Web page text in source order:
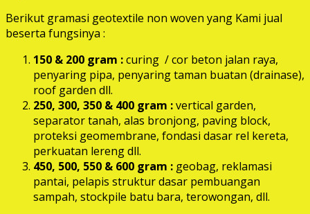
Berikut gramasi geotextile non woven yang Kami jual
beserta fungsinya :
150 & 200 gram :curing / cor beton jalan raya,
penyaring pipa, penyaring taman buatan (drainase),
roof garden dll.
250, 300, 350 & 400 gram :vertical garden,
separator tanah, alas bronjong, paving block,
proteksi geomembrane, fondasi dasar rel kereta,
perkuatan lereng dll.
450, 500, 550 & 600 gram : geobag, reklamasi
pantai, pelapis struktur dasar pembuangan
sampah, stockpile batu bara, terowongan, dll.